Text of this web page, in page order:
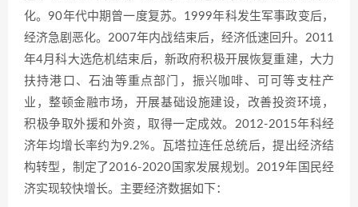
化。90年代中期曾一度复苏。1999年科发生军事政变后，
经济急剧恶化。2007年内战结束后，经济低速回升。2011
年4月科大选危机结束后，新政府积极开展恢复重建，大力
扶持港口、石油等重点部门，振兴咖啡、可可等支柱产
业，整顿金融市场，开展基础设施建设，改善投资环境，
积极争取外援和外资，取得一定成效。2012-2015年科经
济年均增长率约为9.2%。瓦塔拉连任总统后，提出经济结
构转型，制定了2016-2020国家发展规划。2019年国民经
济实现较快增长。主要经济数据如下：